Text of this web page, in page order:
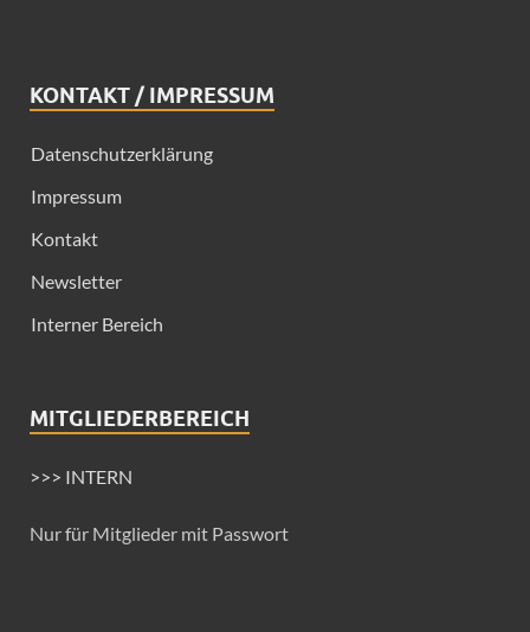
KONTAKT / IMPRESSUM
Datenschutzerklärung
Impressum
Kontakt
Newsletter
Interner Bereich
MITGLIEDERBEREICH
>>> INTERN
Nur für Mitglieder mit Passwort